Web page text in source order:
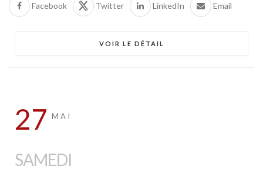
Facebook Twitter LinkedIn Email
VOIR LE DÉTAIL
27 MAI
SAMEDI